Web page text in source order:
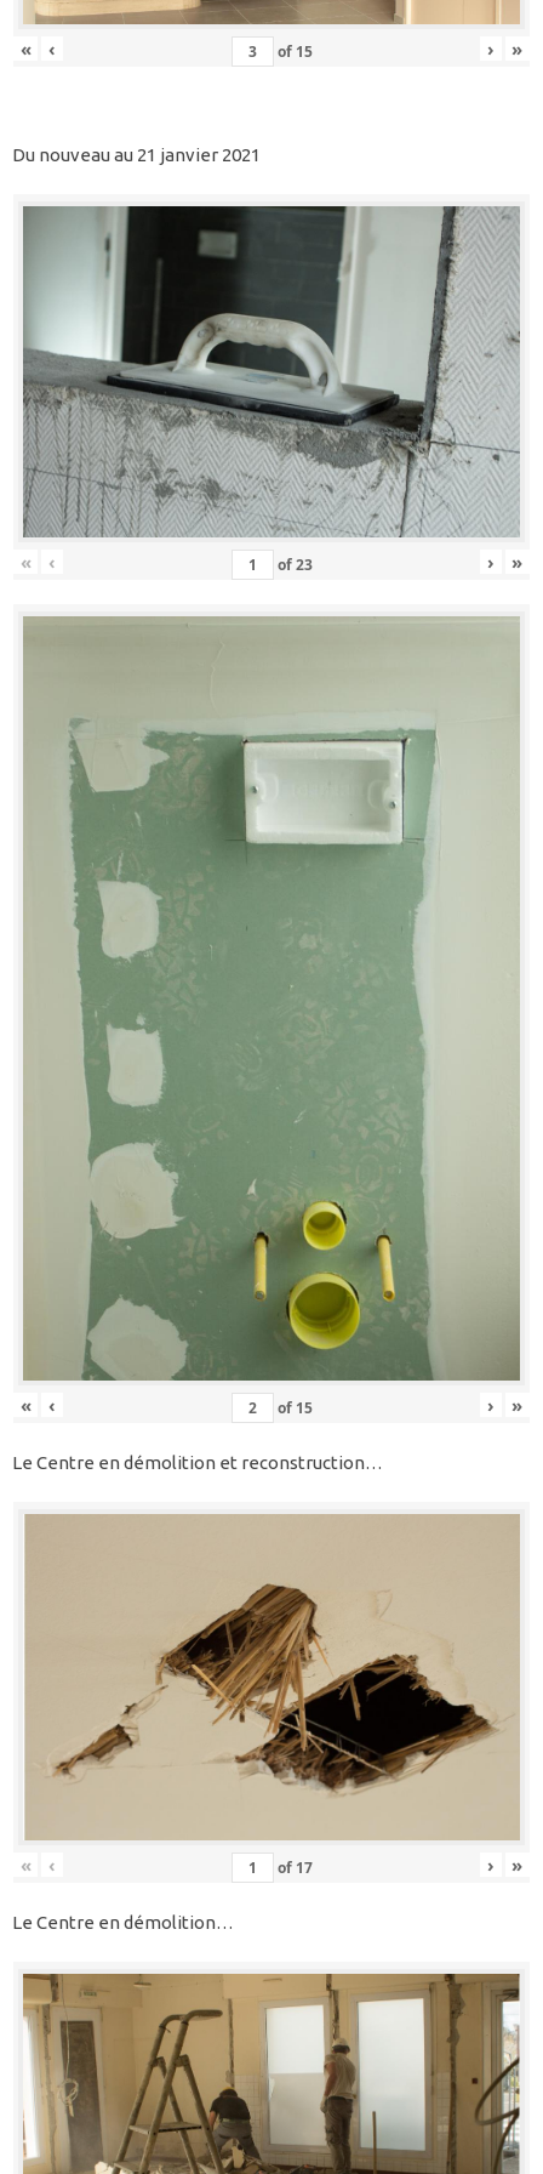
« ‹ of 15 › »
Du nouveau au 21 janvier 2021
« ‹ of23 › »
« ‹ of 15 › »
Le Centre en démolition et reconstruction…
« ‹ of 17 › »
Le Centre en démolition…